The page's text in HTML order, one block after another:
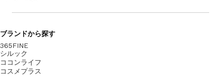
ブランドから探す
365FINE
シルック
ココンライフ
コスメプラス